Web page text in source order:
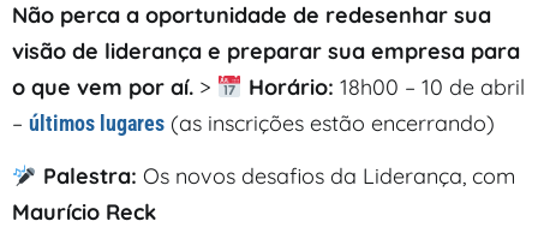
Não perca a oportunidade de redesenhar sua
visão de liderança e preparar sua empresa para
o que vem por aí. > Horário: 18h00 – 10 de abril
– últimos lugares (as inscrições estão encerrando)
Palestra: Os novos desafios da Liderança, com
Maurício Reck